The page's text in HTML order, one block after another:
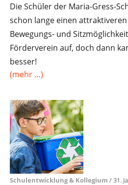
Die Schüler der Maria-Gress-
schon lange einen
Bewegungs- und
Förderverein auf, doch dann
besser!
(mehr …)
Schulentwicklung & Kollegium / 31.